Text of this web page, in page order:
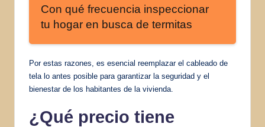
Con qué frecuencia inspeccionar
tu hogar en busca de termitas
Por estas razones, es esencial reemplazar el cableado de
tela lo antes posible para garantizar la seguridad y el
bienestar de los habitantes de la vivienda.
¿Qué precio tiene